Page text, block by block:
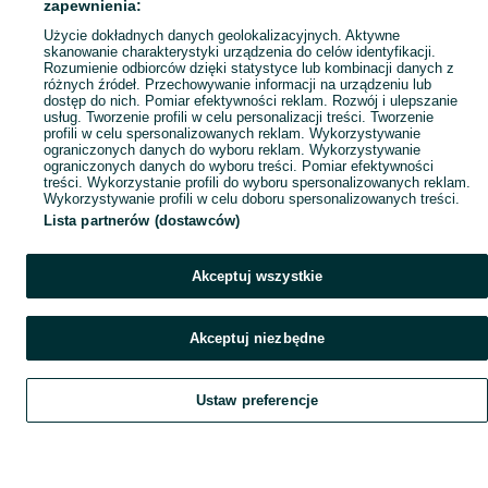
Szukaj Obserwujesz Dodaj Czat Konto
zapewnienia:
Użycie dokładnych danych geolokalizacyjnych. Aktywne
skanowanie charakterystyki urządzenia do celów identyfikacji.
Rozumienie odbiorców dzięki statystyce lub kombinacji danych z
różnych źródeł. Przechowywanie informacji na urządzeniu lub
dostęp do nich. Pomiar efektywności reklam. Rozwój i ulepszanie
usług. Tworzenie profili w celu personalizacji treści. Tworzenie
profili w celu spersonalizowanych reklam. Wykorzystywanie
ograniczonych danych do wyboru reklam. Wykorzystywanie
ograniczonych danych do wyboru treści. Pomiar efektywności
treści. Wykorzystanie profili do wyboru spersonalizowanych reklam.
Wykorzystywanie profili w celu doboru spersonalizowanych treści.
Lista partnerów (dostawców)
Akceptuj wszystkie
Akceptuj niezbędne
Ustaw preferencje